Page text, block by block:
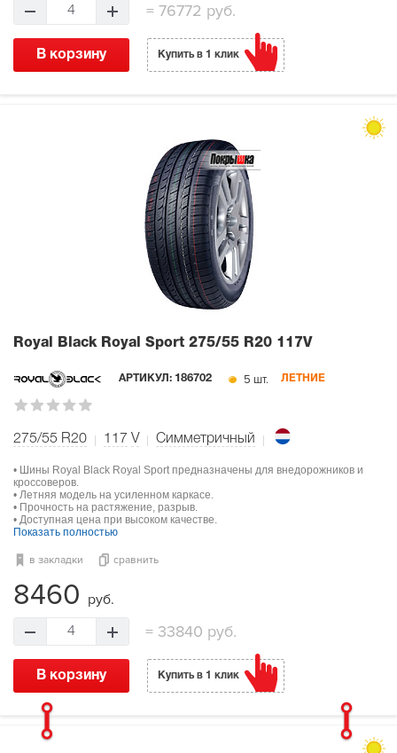
4 = 76772 руб.
В корзину Купить в 1 клик
Royal Black Royal Sport 275/55 R20 117V
АРТИКУЛ: 186702 5 шт. ЛЕТНИЕ
275/55 R20 117 V Симметричный
• Шины Royal Black Royal Sport предназначены для внедорожников и
кроссоверов.
• Летняя модель на усиленном каркасе.
• Прочность на растяжение, разрыв.
• Доступная цена при высоком качестве.
Показать полностью
в закладки сравнить
8460 руб.
4 = 33840 руб.
В корзину Купить в 1 клик